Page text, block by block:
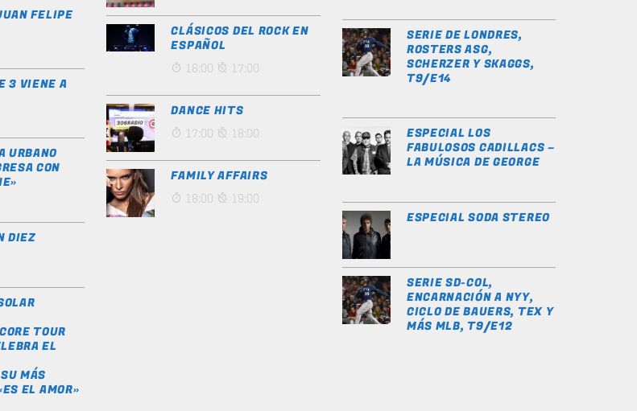
FELIPE
3 VIENE A
URBANO
CON
DIEZ
TOUR
EL
MÁS
EL AMOR»
CLÁSICOS DEL ROCK EN
ESPAÑOL
16:00 17:00
DANCE HITS
17:00 18:00
FAMILY AFFAIRS
18:00 19:00
SERIE DE LONDRES,
ROSTERS ASG,
SCHERZER Y SKAGGS,
T9/E14
ESPECIAL LOS
FABULOSOS CADILLACS –
LA MÚSICA DE GEORGE
ESPECIAL SODA STEREO
SERIE SD-COL,
ENCARNACIÓN A NYY,
CICLO DE BAUERS, TEX Y
MÁS MLB, T9/E12